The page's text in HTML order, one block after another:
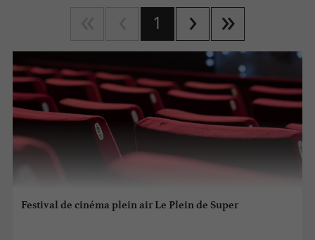
1
Festival de cinéma plein air Le Plein de Super